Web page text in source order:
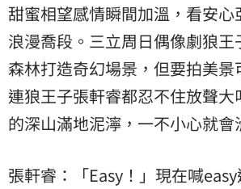
甜蜜相望感情瞬間加溫，看安心
浪漫喬段。三立周日偶像劇狼王
森林打造奇幻場景，但要拍美景
連狼王子張軒睿都忍不住放聲大
的深山滿地泥濘，一不小心就會
張軒睿：「Easy！」現在喊